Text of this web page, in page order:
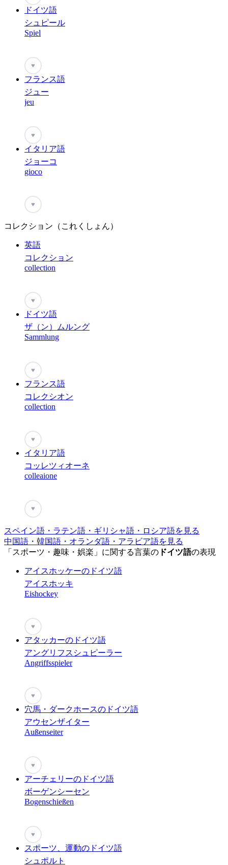
ドイツ語
シュピール
Spiel
♥
フランス語
ジュー
jeu
♥
イタリア語
ジョーコ
gioco
♥
コレクション（これくしょん）
英語
コレクション
collection
♥
ドイツ語
ザ（ン）ムルング
Sammlung
♥
フランス語
コレクシオン
collection
♥
イタリア語
コッレツィオーネ
colleaione
♥
スペイン語・ラテン語・ギリシャ語・ロシア語を見る
中国語・韓国語・オランダ語・アラビア語を見る
「スポーツ・趣味・娯楽」に関する言葉の ドイツ語の表現
アイスホッケーのドイツ語
アイスホッキ
Eishockey
♥
アタッカーのドイツ語
アングリフスシュピーラー
Angriffsspieler
♥
穴馬・ダークホースのドイツ語
アウセンザイター
Außenseiter
♥
アーチェリーのドイツ語
ボーゲンシーセン
Bogenschießen
♥
スポーツ、運動のドイツ語
シュポルト